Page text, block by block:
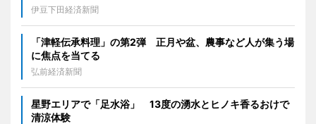
伊豆下田経済新聞
「津軽伝承料理」の第2弾 正月や盆、農事など人が集う場
に焦点を当てる
弘前経済新聞
星野エリアで「足水浴」 13度の湧水とヒノキ香るおけで
清涼体験